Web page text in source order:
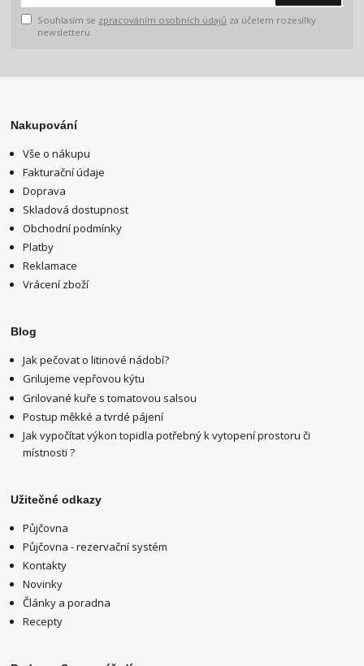
Souhlasím se zpracováním osobních údajů za účelem rozesílky
newsletteru.
Nakupování
Vše o nákupu
Fakturační údaje
Doprava
Skladová dostupnost
Obchodní podmínky
Platby
Reklamace
Vrácení zboží
Blog
Jak pečovat o litinové nádobí?
Grilujeme vepřovou kýtu
Grilované kuře s tomatovou salsou
Postup měkké a tvrdé pájení
Jak vypočítat výkon topidla potřebný k vytopení prostoru či
místnosti ?
Užitečné odkazy
Půjčovna
Půjčovna - rezervační systém
Kontakty
Novinky
Články a poradna
Recepty